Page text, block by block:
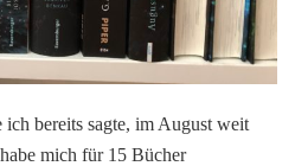
bereits sagte, im August weit
mich für 15 Bücher